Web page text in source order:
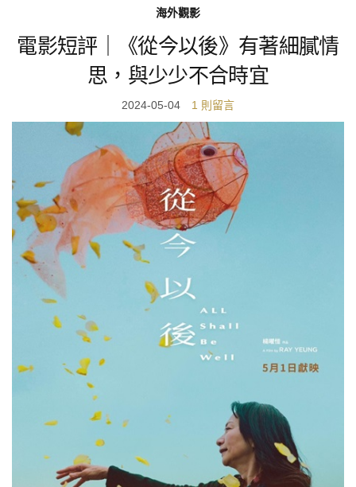
海外觀影
電影短評｜《從今以後》有著細膩情
思，與少少不合時宜
2024-05-04 1 則留言